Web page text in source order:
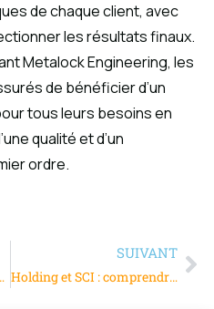
de chaque client, avec
les résultats finaux.
Metalock Engineering, les
de bénéficier d’un
tous leurs besoins en
qualité et d’un
ordre.
t-il le secteur industriel ?
SUIVANT
Holding et SCI : comprendre les différences